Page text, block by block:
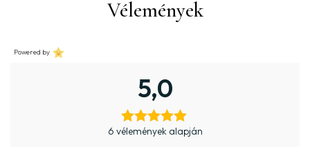
Vélemények
Powered by
5,0
6 vélemények alapján